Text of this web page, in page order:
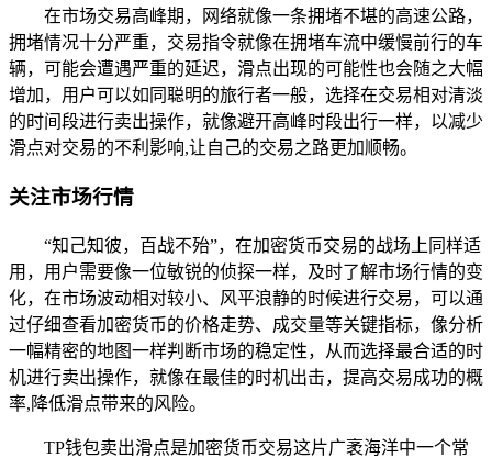
在市场交易高峰期，网络就像一条拥堵不堪的高速公路，
拥堵情况十分严重，交易指令就像在拥堵车流中缓慢前行的车
辆，可能会遭遇严重的延迟，滑点出现的可能性也会随之大幅
增加，用户可以如同聪明的旅行者一般，选择在交易相对清淡
的时间段进行卖出操作，就像避开高峰时段出行一样，以减少
滑点对交易的不利影响,让自己的交易之路更加顺畅。
关注市场行情
“知己知彼，百战不殆”，在加密货币交易的战场上同样适
用，用户需要像一位敏锐的侦探一样，及时了解市场行情的变
化，在市场波动相对较小、风平浪静的时候进行交易，可以通
过仔细查看加密货币的价格走势、成交量等关键指标，像分析
一幅精密的地图一样判断市场的稳定性，从而选择最合适的时
机进行卖出操作，就像在最佳的时机出击，提高交易成功的概
率,降低滑点带来的风险。
TP钱包卖出滑点是加密货币交易这片广袤海洋中一个常